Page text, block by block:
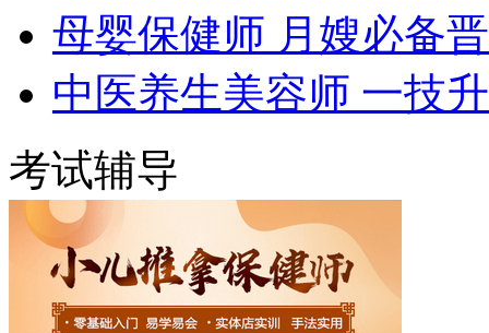
母婴保健师 月嫂必备
中医养生美容师 一技
考试辅导